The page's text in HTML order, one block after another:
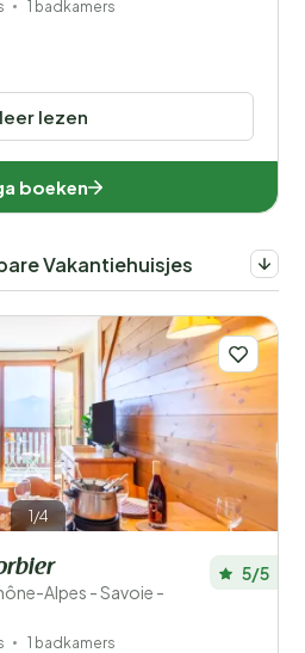
1 badkamers
lezen
boeken
Vakantiehuisjes
1/4
Alpes - Savoie -
5/5
1 badkamers